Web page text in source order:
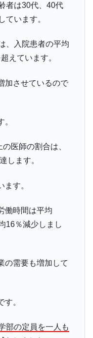
者は30代、40代
ています。
、入院患者の平均
えています。
加させているので
医師の割合は、
します。
す。
働時間は平均
16％減少しまし
の需要も増加して
。
部の定員を一人も